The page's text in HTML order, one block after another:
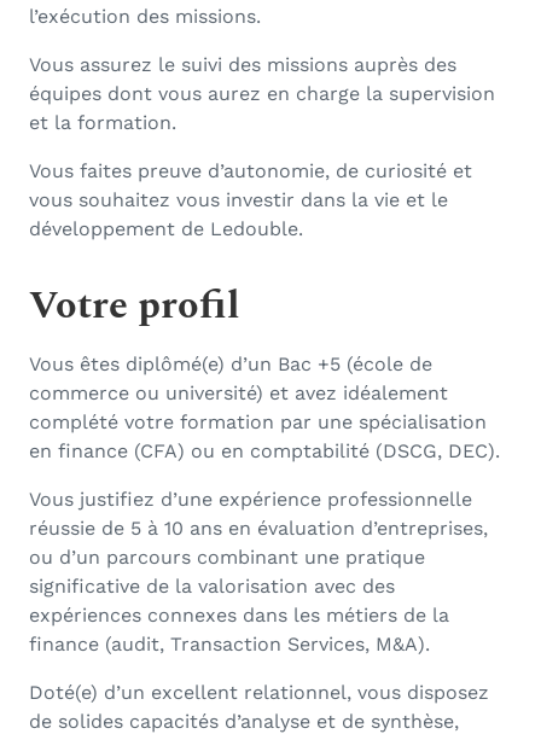
l’exécution des missions.
Vous assurez le suivi des missions auprès des
équipes dont vous aurez en charge la supervision
et la formation.
Vous faites preuve d’autonomie, de curiosité et
vous souhaitez vous investir dans la vie et le
développement de Ledouble.
Votre profil
Vous êtes diplômé(e) d’un Bac +5 (école de
commerce ou université) et avez idéalement
complété votre formation par une spécialisation
en finance (CFA) ou en comptabilité (DSCG, DEC).
Vous justifiez d’une expérience professionnelle
réussie de 5 à 10 ans en évaluation d’entreprises,
ou d’un parcours combinant une pratique
significative de la valorisation avec des
expériences connexes dans les métiers de la
finance (audit, Transaction Services, M&A).
Doté(e) d’un excellent relationnel, vous disposez
de solides capacités d’analyse et de synthèse,